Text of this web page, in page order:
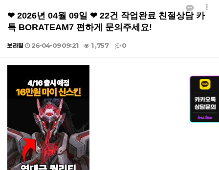
❤ 2026년 04월 09일 ❤ 22건 작업완료 친절상담 카
톡 BORATEAM7 편하게 문의주세요!
보라팀 26-04-09 09:21 1,757 0